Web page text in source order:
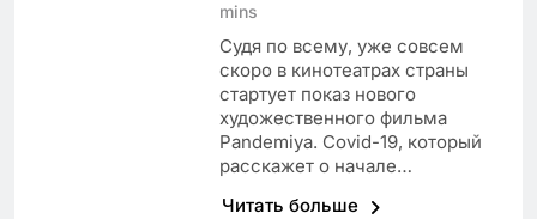
mins
Судя по всему, уже совсем
скоро в кинотеатрах страны
стартует показ нового
художественного фильма
Pandemiya. Covid-19, который
расскажет о начале…
Читать больше